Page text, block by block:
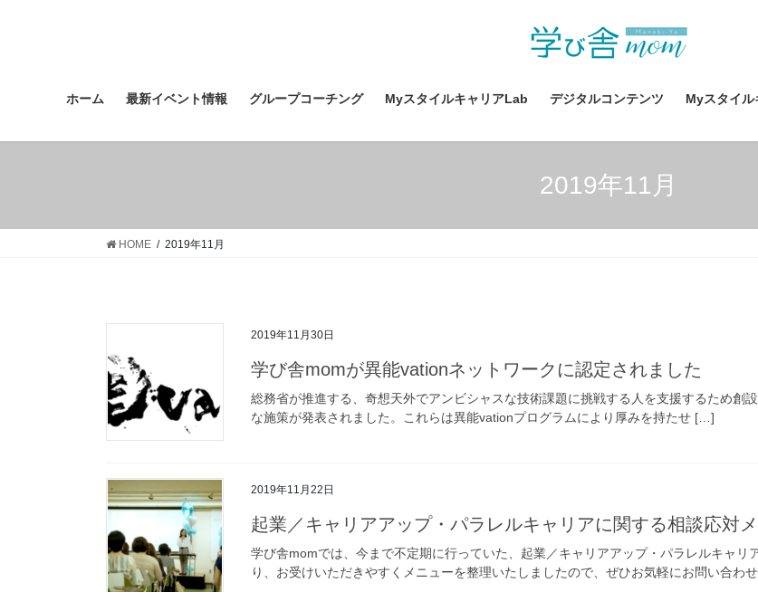
ス
ン
ホーム 最新イベント情報 グループコーチング MyスタイルキャリアLab デジタルコンテンツ Myスタイ
2019年11月
HOME 2019年11月
2019年11月30日
学び舎momが異能vationネットワークに認定されました
総務省が推進する、奇想天外でアンビシャスな技術課題に挑戦する人を支援するため創
な施策が発表されました。これらは異能vationプログラムにより厚みを持たせ […]
2019年11月22日
起業／キャリアアップ・パラレルキャリアに関する相談応対
学び舎momでは、今まで不定期に行っていた、起業／キャリアアップ・パラレルキャ
り、お受けいただきやすくメニューを整理いたしましたので、ぜひお気軽にお問い合わ